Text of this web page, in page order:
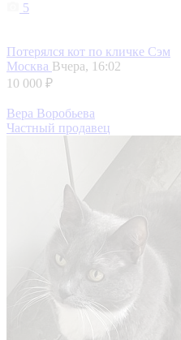
5
Потерялся кот по кличке Сэм
Москва Вчера, 16:02
10 000 ₽
Вера Воробьева
Частный продавец